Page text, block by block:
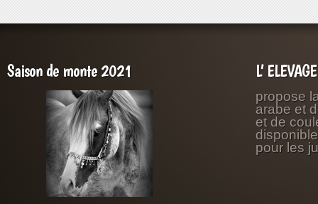
Saison de monte 2021 L’
propose
arabe et
et de
pour les